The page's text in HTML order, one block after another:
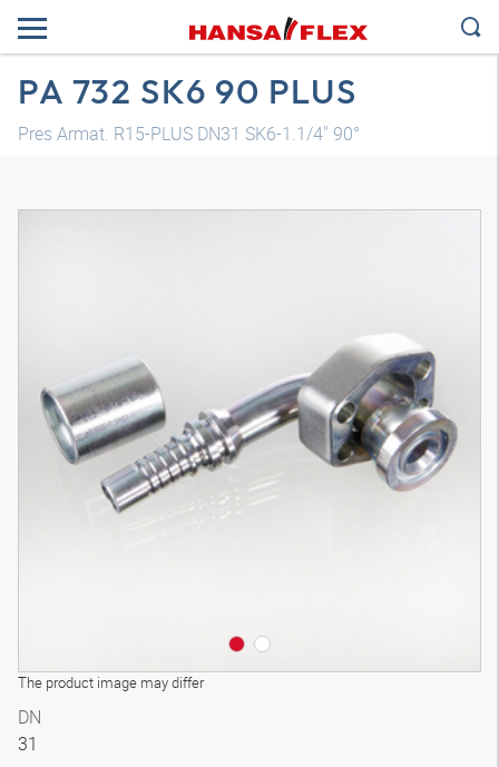
PA 732 SK6 90 PLUS
Pres Armat. R15-PLUS DN31 SK6-1.1/4" 90°
The product image may differ
DN
31